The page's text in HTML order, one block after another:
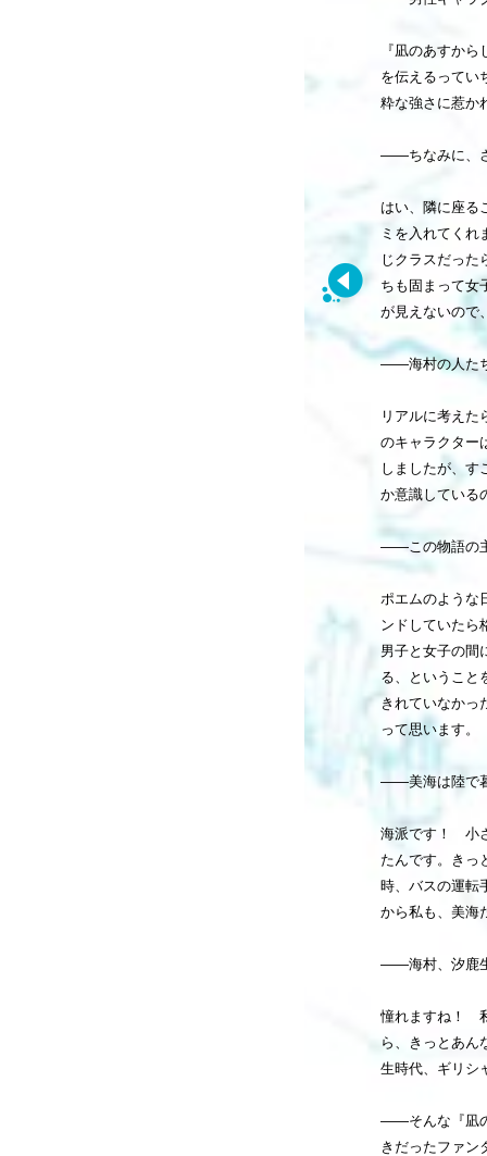
『凪のあすか
を伝えるってい
粋な強さに惹か
――ちなみに、
はい、隣に座る
ミを入れてくれ
じクラスだった
ちも固まって女
が見えないので
――海村の人た
リアルに考えた
のキャラクター
しましたが、す
か意識している
――この物語の
ポエムのような
ンドしていたら
男子と女子の間
る、ということ
きれていなかっ
って思います。
――美海は陸で
海派です！ 小
たんです。きっ
時、バスの運転
から私も、美海
――海村、汐鹿
憧れますね！
ら、きっとあん
生時代、ギリシ
――そんな『凪
きだったファン